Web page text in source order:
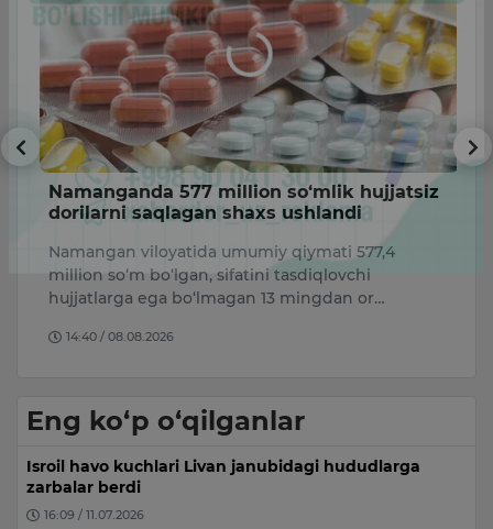
Namanganda 577 million so‘mlik hujjatsiz
dorilarni saqlagan shaxs ushlandi
Namangan viloyatida umumiy qiymati 577,4
million so‘m bo‘lgan, sifatini tasdiqlovchi
hujjatlarga ega bo‘lmagan 13 mingdan or…
14:40 / 08.08.2026
Eng ko‘p o‘qilganlar
Isroil havo kuchlari Livan janubidagi hududlarga
zarbalar berdi
16:09 / 11.07.2026